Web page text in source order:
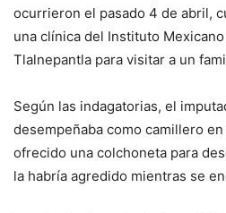
ocurrieron el pasado 4 de abril,
una clínica del Instituto
Tlalnepantla para visitar a un
Según las indagatorias, el
desempeñaba como camillero
ofrecido una colchoneta para
la habría agredido mientras se